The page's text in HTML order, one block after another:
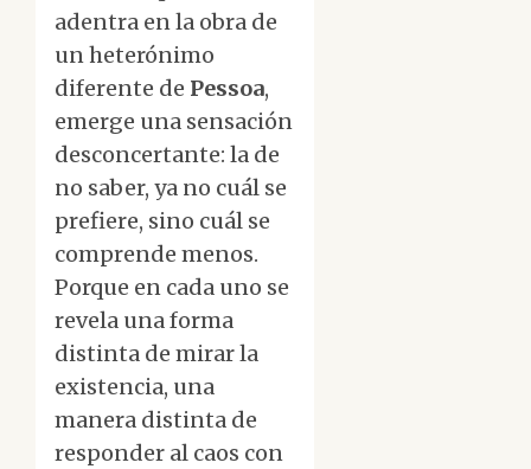
adentra en la obra de
un heterónimo
diferente de Pessoa,
emerge una sensación
desconcertante: la de
no saber, ya no cuál se
prefiere, sino cuál se
comprende menos.
Porque en cada uno se
revela una forma
distinta de mirar la
existencia, una
manera distinta de
responder al caos con